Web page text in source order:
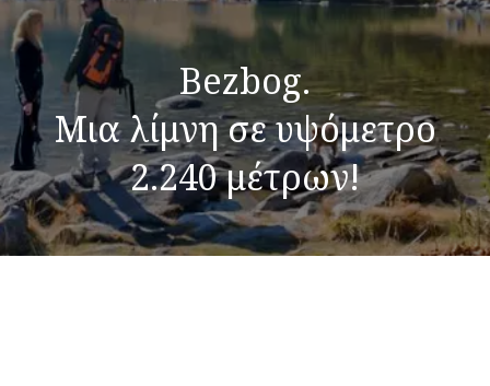
Bezbog.
Μια λίμνη σε υψόμετρο
2.240 μέτρων!